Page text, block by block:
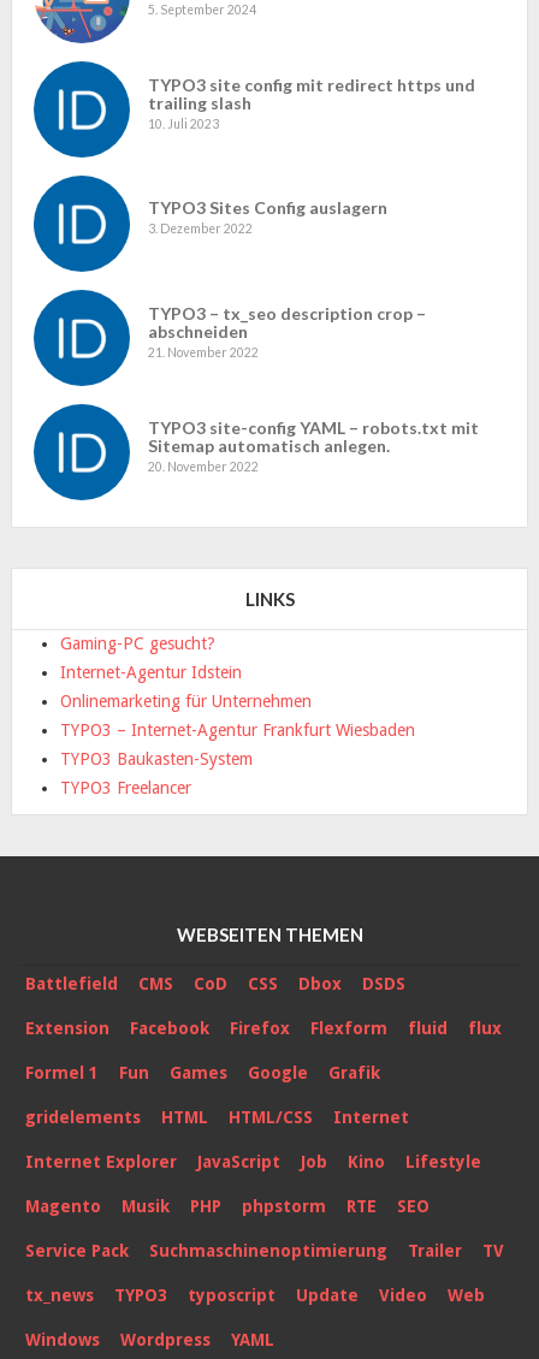
5. September 2024
TYPO3 site config mit redirect https und
trailing slash
10. Juli 2023
TYPO3 Sites Config auslagern
3. Dezember 2022
TYPO3 – tx_seo description crop –
abschneiden
21. November 2022
TYPO3 site-config YAML – robots.txt mit
Sitemap automatisch anlegen.
20. November 2022
LINKS
Gaming-PC gesucht?
Internet-Agentur Idstein
Onlinemarketing für Unternehmen
TYPO3 – Internet-Agentur Frankfurt Wiesbaden
TYPO3 Baukasten-System
TYPO3 Freelancer
WEBSEITEN THEMEN
Battlefield CMS CoD CSS Dbox DSDS
Extension Facebook Firefox Flexform fluid flux
Formel 1 Fun Games Google Grafik
gridelements HTML HTML/CSS Internet
Internet Explorer JavaScript Job Kino Lifestyle
Magento Musik PHP phpstorm RTE SEO
Service Pack Suchmaschinenoptimierung Trailer TV
tx_news TYPO3 typoscript Update Video Web
Windows Wordpress YAML